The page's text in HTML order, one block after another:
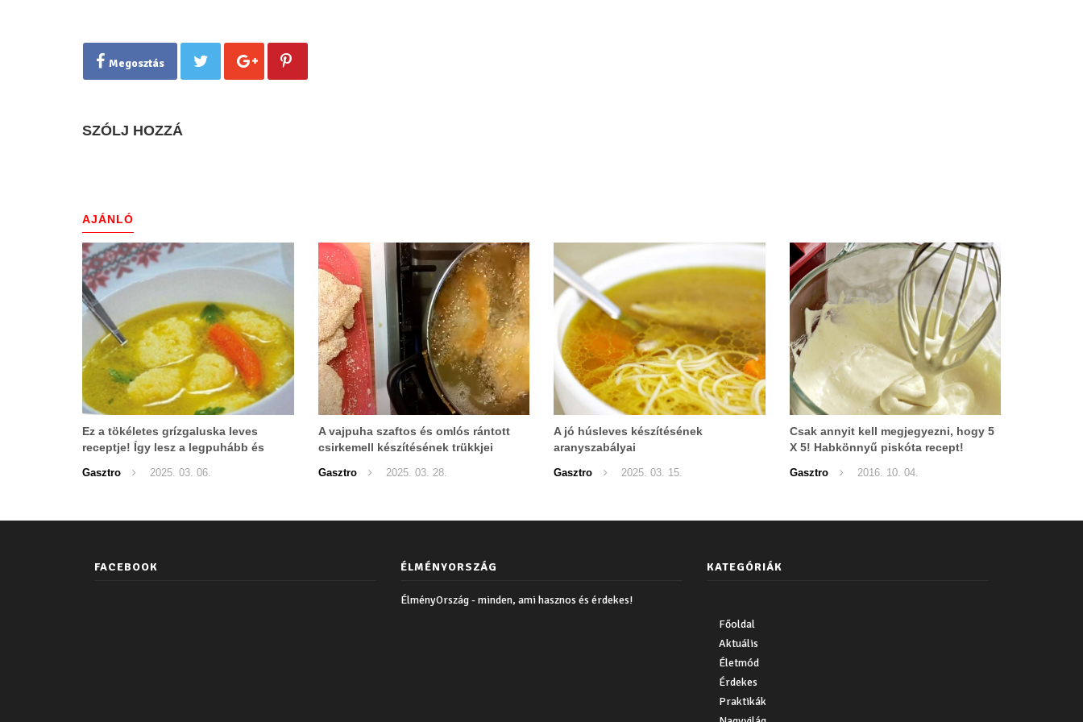
Megosztás
SZÓLJ HOZZÁ
AJÁNLÓ
Ez a tökéletes grízgaluska leves
receptje! Így lesz a legpuhább és
Gasztro 2025. 03. 06.
A vajpuha szaftos és omlós rántott
csirkemell készítésének trükkjei
Gasztro 2025. 03. 28.
A jó húsleves készítésének
aranyszabályai
Gasztro 2025. 03. 15.
Csak annyit kell megjegyezni, hogy 5
X 5! Habkönnyű piskóta recept!
Gasztro 2016. 10. 04.
FACEBOOK ÉLMÉNYORSZÁG
ÉlményOrszág - minden, ami hasznos és érdekes!
KATEGÓRIÁK
Főoldal
Aktuális
Életmód
Érdekes
Praktikák